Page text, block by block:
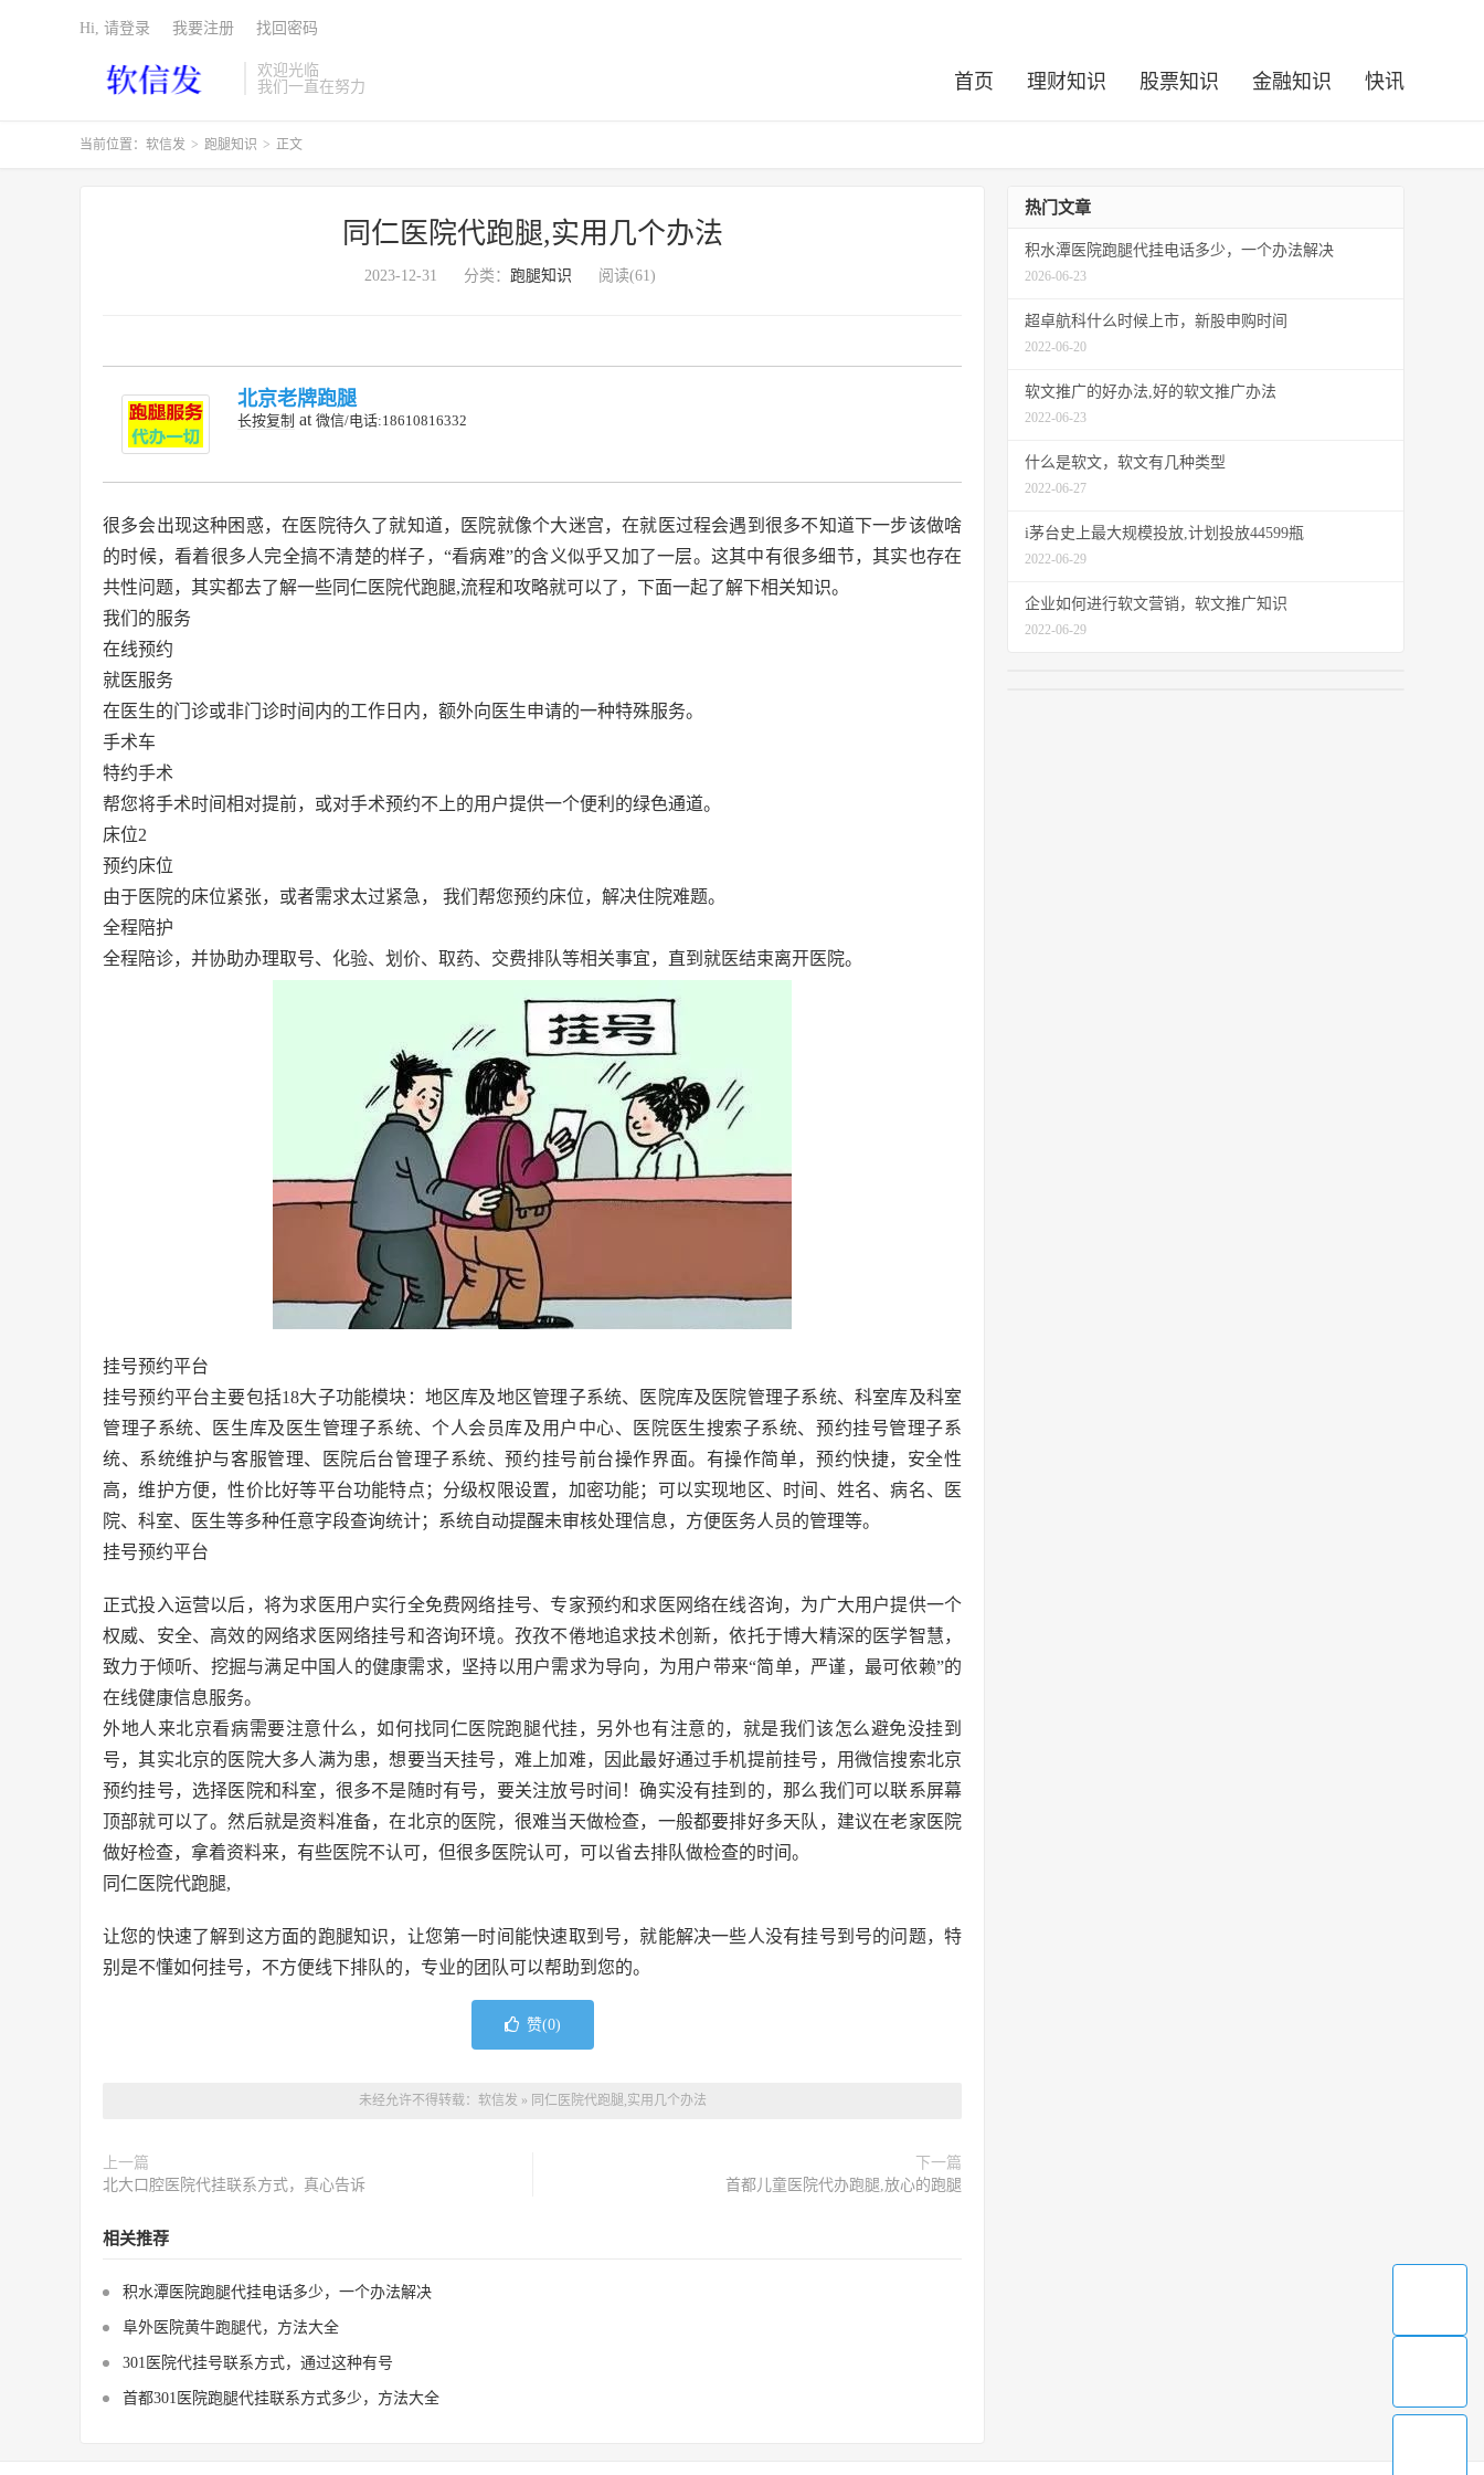
欢迎光临
我们一直在努力
首页 理财知识 股票知识 金融知识 快讯
Hi, 请登录 我要注册 找回密码
当前位置： 软信发 > 跑腿知识 > 正文
同仁医院代跑腿,实用几个办法
2023-12-31 分类： 跑腿知识 阅读(61)
北京老牌跑腿
长按复制 at 微信/电话:18610816332
很多会出现这种困惑，在医院待久了就知道，医院就像个大迷宫，在就医过程会遇到很多不知道下一步该做啥
的时候，看着很多人完全搞不清楚的样子，“看病难”的含义似乎又加了一层。这其中有很多细节，其实也存在
共性问题，其实都去了解一些同仁医院代跑腿,流程和攻略就可以了，下面一起了解下相关知识。
我们的服务
在线预约
就医服务
在医生的门诊或非门诊时间内的工作日内，额外向医生申请的一种特殊服务。
手术车
特约手术
帮您将手术时间相对提前，或对手术预约不上的用户提供一个便利的绿色通道。
床位2
预约床位
由于医院的床位紧张，或者需求太过紧急， 我们帮您预约床位，解决住院难题。
全程陪护
全程陪诊，并协助办理取号、化验、划价、取药、交费排队等相关事宜，直到就医结束离开医院。
挂号预约平台
挂号预约平台主要包括18大子功能模块：地区库及地区管理子系统、医院库及医院管理子系统、科室库及科室
管理子系统、医生库及医生管理子系统、个人会员库及用户中心、医院医生搜索子系统、预约挂号管理子系
统、系统维护与客服管理、医院后台管理子系统、预约挂号前台操作界面。有操作简单，预约快捷，安全性
高，维护方便，性价比好等平台功能特点；分级权限设置，加密功能；可以实现地区、时间、姓名、病名、医
院、科室、医生等多种任意字段查询统计；系统自动提醒未审核处理信息，方便医务人员的管理等。
挂号预约平台
正式投入运营以后，将为求医用户实行全免费网络挂号、专家预约和求医网络在线咨询，为广大用户提供一个
权威、安全、高效的网络求医网络挂号和咨询环境。孜孜不倦地追求技术创新，依托于博大精深的医学智慧，
致力于倾听、挖掘与满足中国人的健康需求，坚持以用户需求为导向，为用户带来“简单，严谨，最可依赖”的
在线健康信息服务。
外地人来北京看病需要注意什么，如何找同仁医院跑腿代挂，另外也有注意的，就是我们该怎么避免没挂到
号，其实北京的医院大多人满为患，想要当天挂号，难上加难，因此最好通过手机提前挂号，用微信搜索北京
预约挂号，选择医院和科室，很多不是随时有号，要关注放号时间！确实没有挂到的，那么我们可以联系屏幕
顶部就可以了。然后就是资料准备，在北京的医院，很难当天做检查，一般都要排好多天队，建议在老家医院
做好检查，拿着资料来，有些医院不认可，但很多医院认可，可以省去排队做检查的时间。
同仁医院代跑腿,
让您的快速了解到这方面的跑腿知识，让您第一时间能快速取到号，就能解决一些人没有挂号到号的问题，特
别是不懂如何挂号，不方便线下排队的，专业的团队可以帮助到您的。
赞(0)
未经允许不得转载： 软信发 » 同仁医院代跑腿,实用几个办法
上一篇
北大口腔医院代挂联系方式，真心告诉
下一篇
首都儿童医院代办跑腿,放心的跑腿
相关推荐
积水潭医院跑腿代挂电话多少，一个办法解决
阜外医院黄牛跑腿代，方法大全
301医院代挂号联系方式，通过这种有号
首都301医院跑腿代挂联系方式多少，方法大全
热门文章
积水潭医院跑腿代挂电话多少，一个办法解决
2026-06-23
超卓航科什么时候上市，新股申购时间
2022-06-20
软文推广的好办法,好的软文推广办法
2022-06-23
什么是软文，软文有几种类型
2022-06-27
i茅台史上最大规模投放,计划投放44599瓶
2022-06-29
企业如何进行软文营销，软文推广知识
2022-06-29